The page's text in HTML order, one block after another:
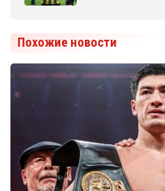
Похожие новости